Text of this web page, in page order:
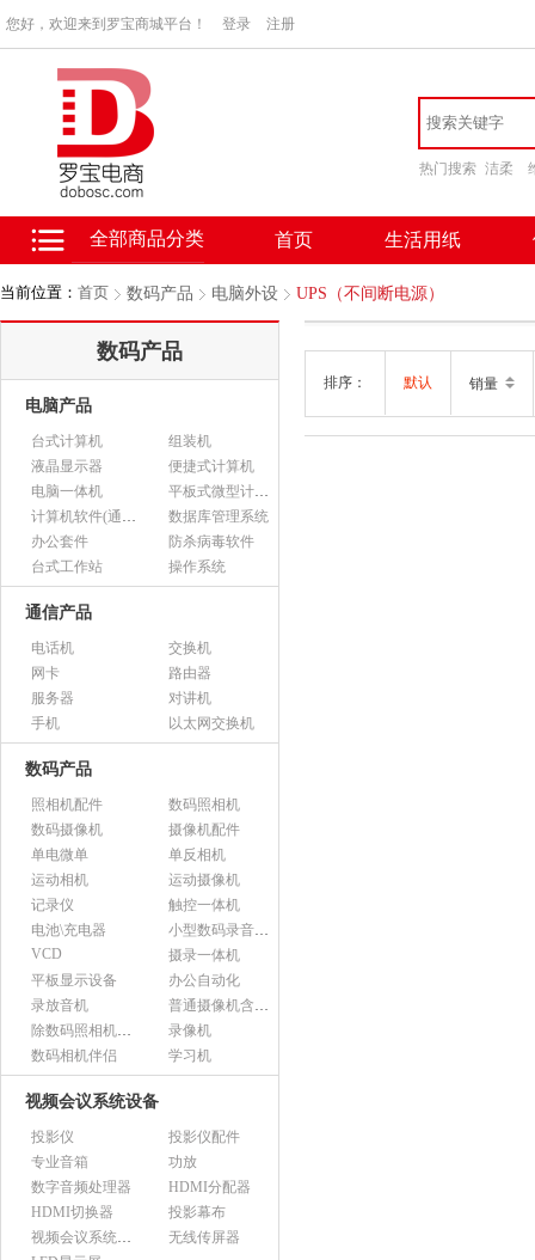
您好，欢迎来到罗宝商城平台！ 登录 注册
热门搜索 洁柔
全部商品分类 首页 生活用纸
当前位置： 首页 数码产品 电脑外设 UPS（不间断电源）
数码产品
电脑产品
台式计算机
组装机
液晶显示器
便捷式计算机
电脑一体机
平板式微型计算机
计算机软件(通用软件)
数据库管理系统
办公套件
防杀病毒软件
台式工作站
操作系统
通信产品
电话机
交换机
网卡
路由器
服务器
对讲机
手机
以太网交换机
数码产品
照相机配件
数码照相机
数码摄像机
摄像机配件
单电微单
单反相机
运动相机
运动摄像机
记录仪
触控一体机
电池\充电器
小型数码录音设备
VCD
摄录一体机
平板显示设备
办公自动化
录放音机
普通摄像机含附件
除数码照相机以外的照相机及器材
录像机
数码相机伴侣
学习机
视频会议系统设备
投影仪
投影仪配件
专业音箱
功放
数字音频处理器
HDMI分配器
HDMI切换器
投影幕布
视频会议系统设备（市采）
无线传屏器
排序： 默认 销量